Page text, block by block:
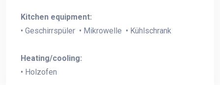
Kitchen equipment:
• Geschirrspüler • Mikrowelle • Kühlschrank
Heating/cooling:
• Holzofen